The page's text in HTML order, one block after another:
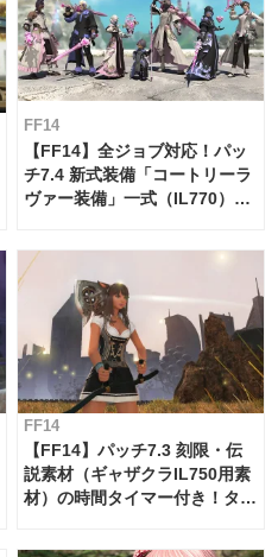
FF14
【FF14】全ジョブ対応！パッ
チ7.4 新式装備「コートリーラ
ヴァー装備」一式（IL770）の
FF14
【FF14】パッチ7.3 刻限・伝
説素材（ギャザクラIL750用素
材）の時間タイマー付き！タイ